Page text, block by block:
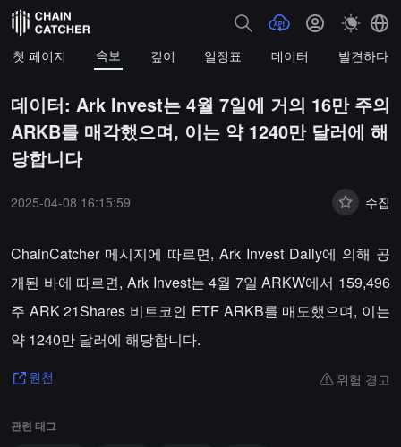
첫 페이지 속보 깊이 일정표 데이터 발견하다
데이터: Ark Invest는 4월 7일에 거의 16만 주의
ARKB를 매각했으며, 이는 약 1240만 달러에 해
당합니다
2025-04-08 16:15:59 수집
ChainCatcher 메시지에 따르면, Ark Invest Daily에 의해 공
개된 바에 따르면, Ark Invest는 4월 7일 ARKW에서 159,496
주 ARK 21Shares 비트코인 ETF ARKB를 매도했으며, 이는
약 1240만 달러에 해당합니다.
원천 위험 경고
관련 태그